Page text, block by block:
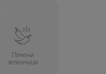
Печени
зеленчуци